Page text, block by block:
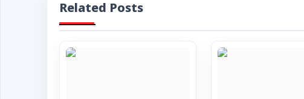
Related Posts